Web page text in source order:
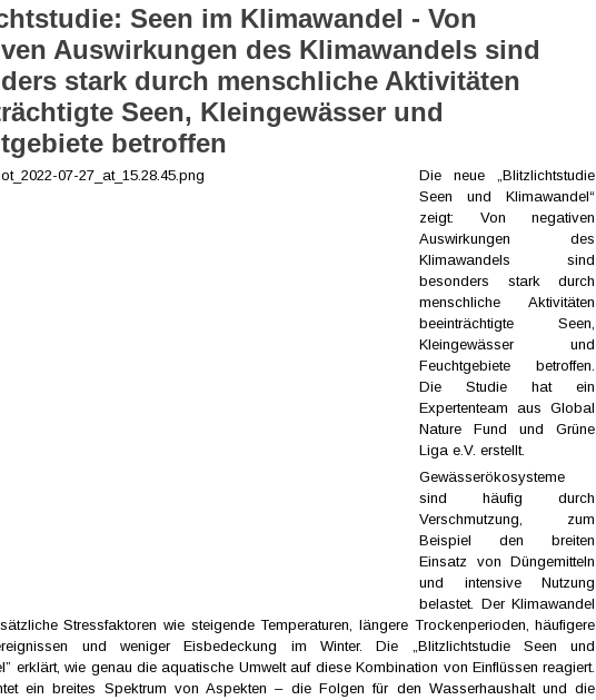
Seen im Klimawandel - Von
Auswirkungen des Klimawandels sind
stark durch menschliche Aktivitäten
Seen, Kleingewässer und
betroffen
Die neue „Blitzlichtstudie
Seen und Klimawandel“
zeigt: Von negativen
Auswirkungen des
Klimawandels sind
besonders stark durch
menschliche Aktivitäten
beeinträchtigte Seen,
Kleingewässer und
Feuchtgebiete betroffen.
Die Studie hat ein
Expertenteam aus Global
Nature Fund und Grüne
Liga e.V. erstellt.
Gewässerökosysteme
sind häufig durch
Verschmutzung, zum
Beispiel den breiten
Einsatz von Düngemitteln
und intensive Nutzung
belastet. Der Klimawandel
Stressfaktoren wie steigende Temperaturen, längere Trockenperioden, häufigere
und weniger Eisbedeckung im Winter. Die „Blitzlichtstudie Seen und
erklärt, wie genau die aquatische Umwelt auf diese Kombination von Einflüssen reagiert.
ein breites Spektrum von Aspekten – die Folgen für den Wasserhaushalt und die